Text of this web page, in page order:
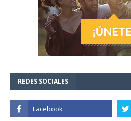
REDES SOCIALES